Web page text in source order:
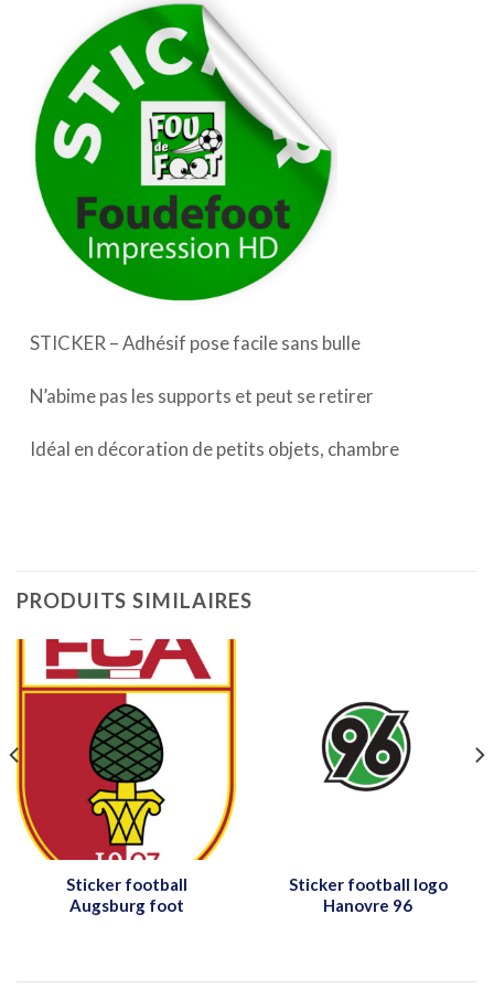
STICKER – Adhésif pose facile sans bulle
N’abime pas les supports et peut se retirer
Idéal en décoration de petits objets, chambre
PRODUITS SIMILAIRES
Sticker football
Augsburg foot
Sticker football logo
Hanovre 96